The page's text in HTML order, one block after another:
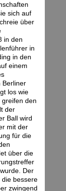
sich auf
über
in den
in
in den
einem
Berliner
los wie
den
der
Ball wird
mit der
für die
über die
Der
die bessere
zwingend